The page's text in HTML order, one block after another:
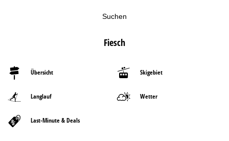
Suchen
Fiesch
Übersicht Skigebiet
Langlauf Wetter
Last-Minute & Deals